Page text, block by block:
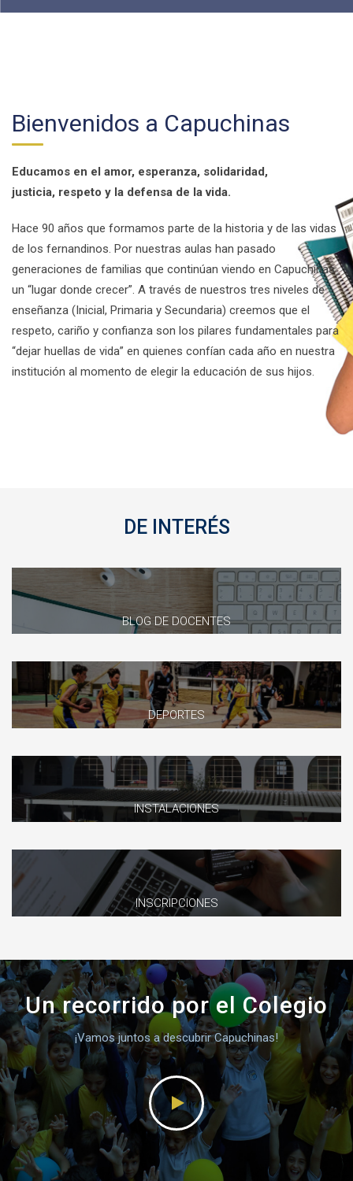
Bienvenidos a Capuchinas
Educamos en el amor, esperanza, solidaridad,
justicia, respeto y la defensa de la vida.
Hace 90 años que formamos parte de la historia y de las vidas
de los fernandinos. Por nuestras aulas han pasado
generaciones de familias que continúan viendo en Capuchinas
un “lugar donde crecer”. A través de nuestros tres niveles de
enseñanza (Inicial, Primaria y Secundaria) creemos que el
respeto, cariño y confianza son los pilares fundamentales para
“dejar huellas de vida” en quienes confían cada año en nuestra
institución al momento de elegir la educación de sus hijos.
DE INTERÉS
BLOG DE DOCENTES
DEPORTES
INSTALACIONES
INSCRIPCIONES
Un recorrido por el Colegio
¡Vamos juntos a descubrir Capuchinas!